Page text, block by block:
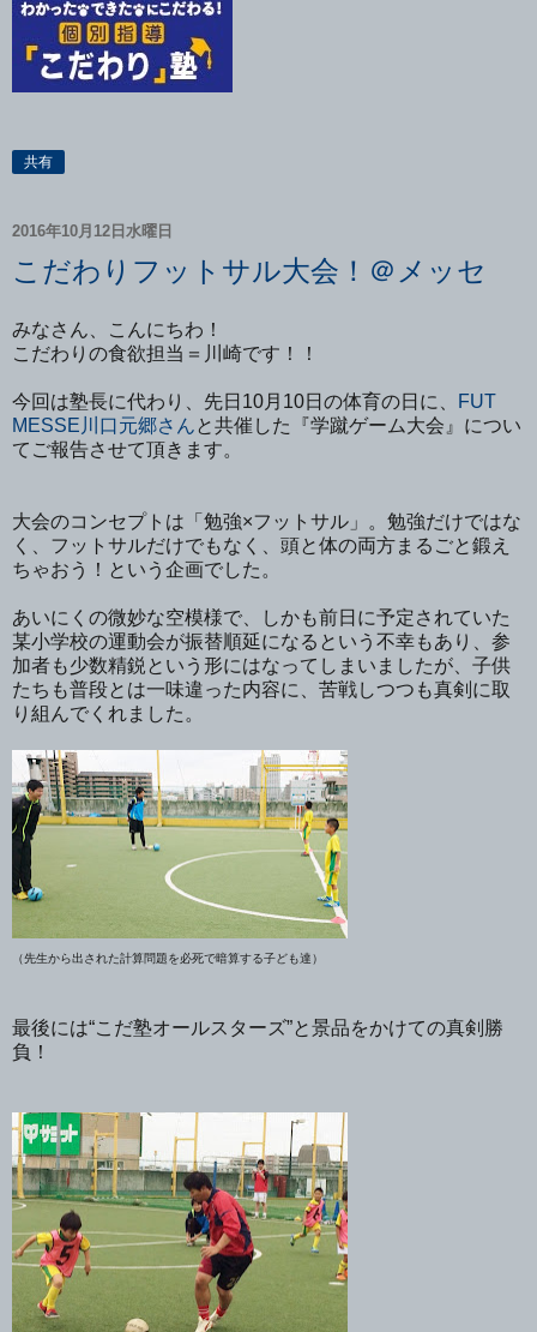
共有
2016年10月12日水曜日
こだわりフットサル大会！＠メッセ
みなさん、こんにちわ！
こだわりの食欲担当＝川崎です！！
今回は塾長に代わり、先日10月10日の体育の日に、
FUT
MESSE川口元郷さんと共催した『学蹴ゲーム大会』につい
てご報告させて頂きます。
大会のコンセプトは「勉強×フットサル」。勉強だけではな
く、フットサルだけでもなく、頭と体の両方まるごと鍛え
ちゃおう！という企画でした。
あいにくの微妙な空模様で、しかも前日に予定されていた
某小学校の運動会が振替順延になるという不幸もあり、参
加者も少数精鋭という形にはなってしまいましたが、子供
たちも普段とは一味違った内容に、苦戦しつつも真剣に取
り組んでくれました。
（先生から出された計算問題を必死で暗算する子ども達）
最後には“こだ塾オールスターズ”と景品をかけての真剣勝
負！